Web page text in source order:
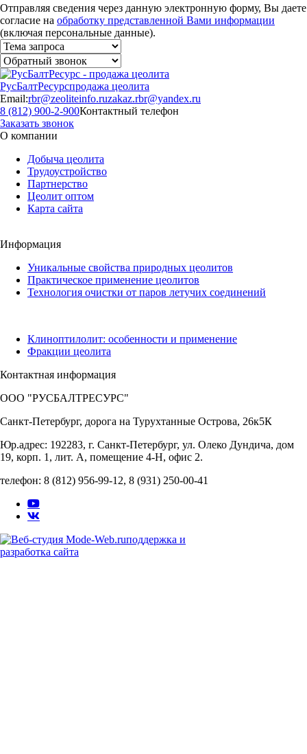
Отправляя сведения через данную электронную форму, Вы даете
согласие на обработку представленной Вами информации
(включая персональные данные).
РусБалтРесурспродажа цеолита
Email:rbr@zeoliteinfo.ruzakaz.rbr@yandex.ru
8 (812) 900-2-900Контактный телефон
Заказать звонок
О компании
Добыча цeолита
Трудоустройство
Партнерство
Цеолит оптом
Карта сайта
Информация
Уникальные свойства природных цеолитов
Практическое применение цеолитов
Технология очистки от паров летучих соединений
Клиноптилолит: особенности и применение
Фракции цеолита
Контактная информация
ООО "РУСБАЛТРЕСУРС"
Санкт-Петербург, дорога на Турухтанные Острова, 26к5К
Юр.адрес: 192283, г. Санкт-Петербург, ул. Олеко Дундича, дом
19, корп. 1, лит. А, помещение 4-Н, офис 2.
телефон: 8 (812) 956-99-12, 8 (931) 250-00-41
поддержка и
разработка сайта